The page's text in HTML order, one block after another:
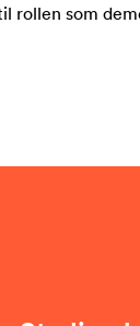
rollen som